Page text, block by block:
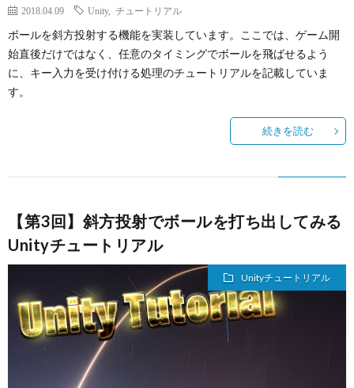
2018.04.09 Unity, チュートリアル
ボールを斜方投射する機能を実装しています。ここでは、ゲーム開
始直後だけではなく、任意のタイミングでボールを飛ばせるよう
に、キー入力を受け付ける処理のチュートリアルを記載していま
す。
続きを読む
【第3回】斜方投射でボールを打ち出してみる
Unityチュートリアル
Unityチュートリアル